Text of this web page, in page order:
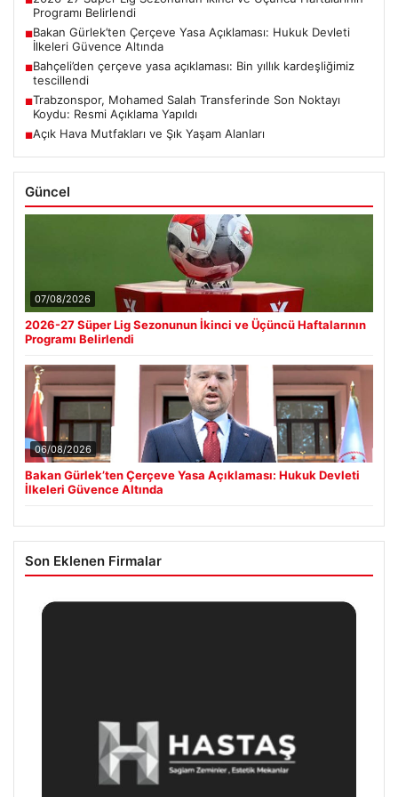
Programı Belirlendi
■Bakan Gürlek’ten Çerçeve Yasa Açıklaması: Hukuk Devleti
İlkeleri Güvence Altında
■Bahçeli’den çerçeve yasa açıklaması: Bin yıllık kardeşliğimiz
tescillendi
■Trabzonspor, Mohamed Salah Transferinde Son Noktayı
Koydu: Resmi Açıklama Yapıldı
■Açık Hava Mutfakları ve Şık Yaşam Alanları
Güncel
07/08/2026
2026-27 Süper Lig Sezonunun İkinci ve Üçüncü Haftalarının
Programı Belirlendi
06/08/2026
Bakan Gürlek’ten Çerçeve Yasa Açıklaması: Hukuk Devleti
İlkeleri Güvence Altında
Son Eklenen Firmalar